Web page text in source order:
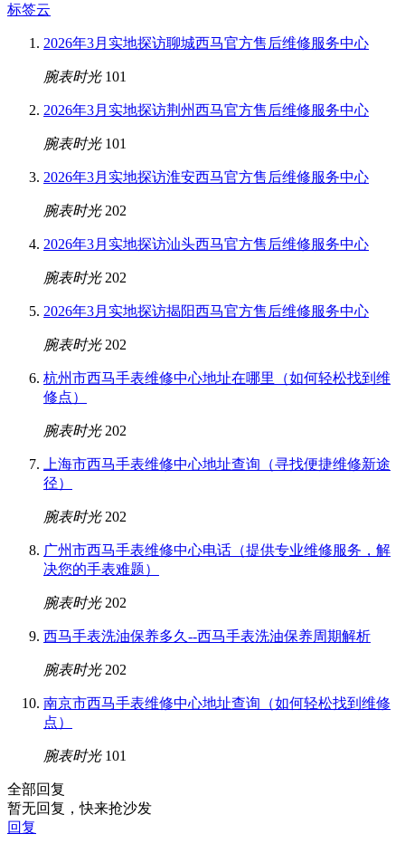
标签云
2026年3月实地探访聊城西马官方售后维修服务中心
腕表时光 101
2026年3月实地探访荆州西马官方售后维修服务中心
腕表时光 101
2026年3月实地探访淮安西马官方售后维修服务中心
腕表时光 202
2026年3月实地探访汕头西马官方售后维修服务中心
腕表时光 202
2026年3月实地探访揭阳西马官方售后维修服务中心
腕表时光 202
杭州市西马手表维修中心地址在哪里（如何轻松找到维
修点）
腕表时光 202
上海市西马手表维修中心地址查询（寻找便捷维修新途
径）
腕表时光 202
广州市西马手表维修中心电话（提供专业维修服务，解
决您的手表难题）
腕表时光 202
西马手表洗油保养多久--西马手表洗油保养周期解析
腕表时光 202
南京市西马手表维修中心地址查询（如何轻松找到维修
点）
腕表时光 101
全部回复
暂无回复，快来抢沙发
回复